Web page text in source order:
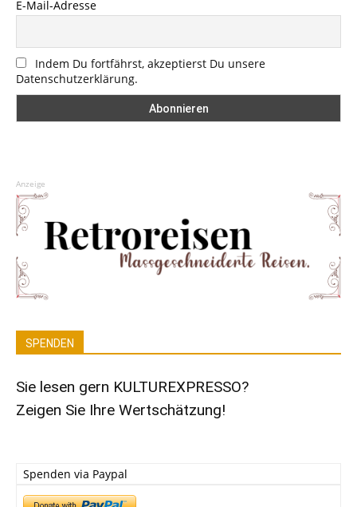
E-Mail-Adresse
Indem Du fortfährst, akzeptierst Du unsere
Datenschutzerklärung.
Anzeige
SPENDEN
Sie lesen gern KULTUREXPRESSO?
Zeigen Sie Ihre Wertschätzung!
Spenden via Paypal